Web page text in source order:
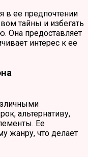
в ее предпочтении
тайны и избегать
Она предоставляет
интерес к ее
альтернативу,
Ее
жанру, что делает